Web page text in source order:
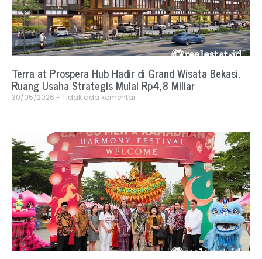
Terra at Prospera Hub Hadir di Grand Wisata Bekasi,
Ruang Usaha Strategis Mulai Rp4,8 Miliar
30/05/2026 Tidak ada komentar